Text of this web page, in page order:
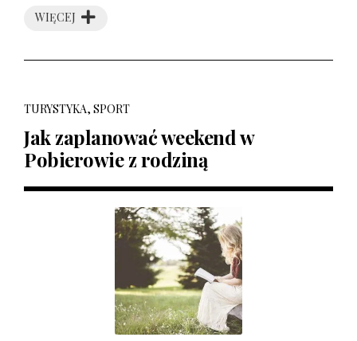
WIĘCEJ
TURYSTYKA, SPORT
Jak zaplanować weekend w
Pobierowie z rodziną